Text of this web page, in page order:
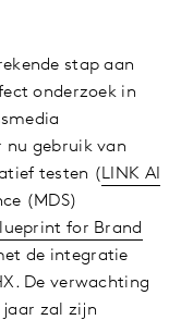
stap aan
onderzoek in
gebruik van
testen (LINK AI
(MDS)
for Brand
de integratie
De verwachting
jaar zal zijn